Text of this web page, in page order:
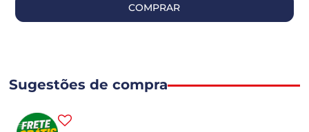
COMPRAR
Sugestões de compra